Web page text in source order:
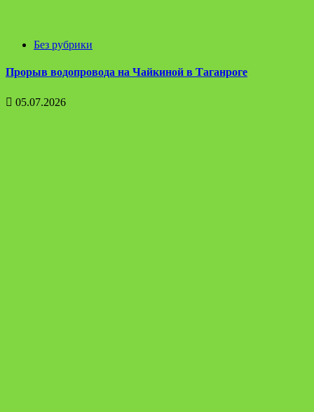
Без рубрики
Прорыв водопровода на Чайкиной в Таганроге
05.07.2026